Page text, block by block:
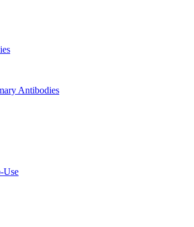
Antibodies
Use